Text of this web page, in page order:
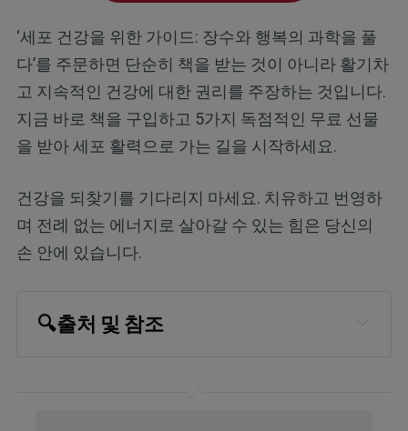
‘세포 건강을 위한 가이드: 장수와 행복의 과학을 풀
다’를 주문하면 단순히 책을 받는 것이 아니라 활기차
고 지속적인 건강에 대한 권리를 주장하는 것입니다.
지금 바로 책을 구입하고 5가지 독점적인 무료 선물
을 받아 세포 활력으로 가는 길을 시작하세요.
건강을 되찾기를 기다리지 마세요. 치유하고 번영하
며 전례 없는 에너지로 살아갈 수 있는 힘은 당신의
손 안에 있습니다.
🔍출처 및 참조